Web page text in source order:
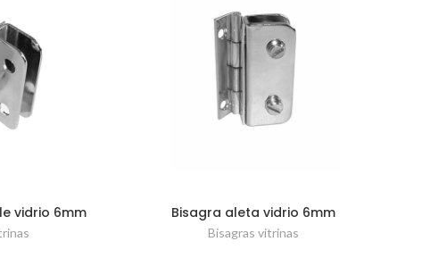
vidrio 6mm Bisagra aleta vidrio 6mm
Bisagras vitrinas